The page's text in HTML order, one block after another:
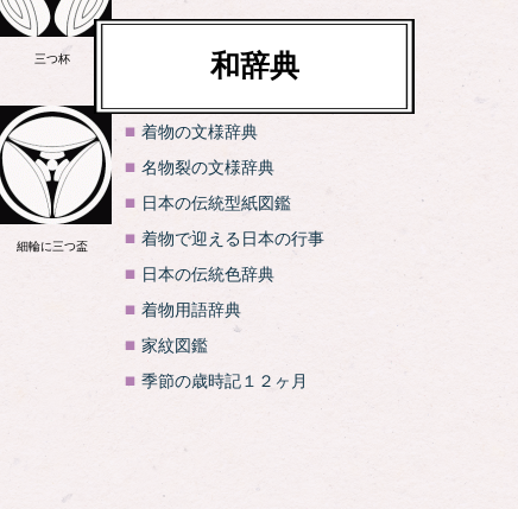
三つ杯
細輪に三つ盃
和辞典
着物の文様辞典
名物裂の文様辞典
日本の伝統型紙図鑑
着物で迎える日本の行事
日本の伝統色辞典
着物用語辞典
家紋図鑑
季節の歳時記１２ヶ月